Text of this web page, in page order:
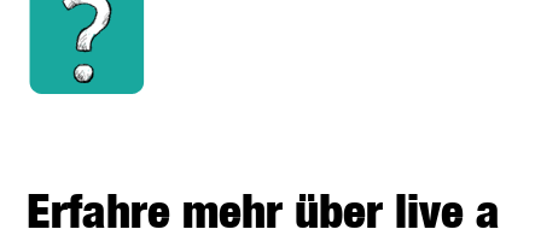
Erfahre mehr über live a